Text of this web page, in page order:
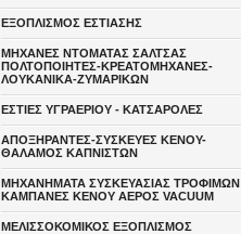
ΕΞΟΠΛΙΣΜΟΣ ΕΣΤΙΑΣΗΣ
ΜΗΧΑΝΕΣ ΝΤΟΜΑΤΑΣ ΣΑΛΤΣΑΣ
ΠΟΛΤΟΠΟΙΗΤΕΣ-ΚΡΕΑΤΟΜΗΧΑΝΕΣ-
ΛΟΥΚΑΝΙΚΑ-ΖΥΜΑΡΙΚΩΝ
ΕΣΤΙΕΣ ΥΓΡΑΕΡΙΟΥ - ΚΑΤΣΑΡΟΛΕΣ
ΑΠΟΞΗΡΑΝΤΕΣ-ΣΥΣΚΕΥΕΣ ΚΕΝΟΥ-
ΘΑΛΑΜΟΣ ΚΑΠΝΙΣΤΩΝ
ΜΗΧΑΝΗΜΑΤΑ ΣΥΣΚΕΥΑΣΙΑΣ ΤΡΟΦΙΜΩΝ
ΚΑΜΠΑΝΕΣ ΚΕΝΟΥ ΑΕΡΟΣ VACUUM
ΜΕΛΙΣΣΟΚΟΜΙΚΟΣ ΕΞΟΠΛΙΣΜΟΣ